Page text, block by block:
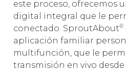
este proceso, ofrecemos
digital integral que le
conectado. SproutAbout®
aplicación familiar
multifunción, que le
transmisión en vivo